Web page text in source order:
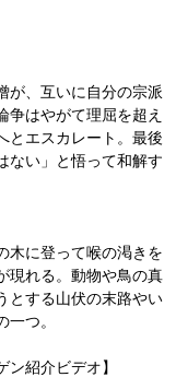
が、互いに自分の宗派
争はやがて理屈を超え
とエスカレート。最後
ない」と悟って和解す
木に登って喉の渇きを
現れる。動物や鳥の真
とする山伏の末路やい
つ。
ン紹介ビデオ】